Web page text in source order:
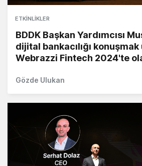
ETKINLIKLER
BDDK Başkan Yardımcısı
dijital bankacılığı
Webrazzi Fintech 2024'te
Gözde Ulukan